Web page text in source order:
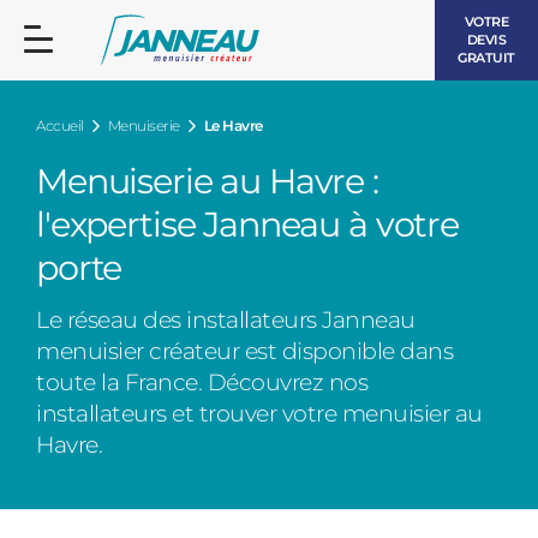
VOTRE
DEVIS
GRATUIT
Accueil Menuiserie Le Havre
Menuiserie au Havre :
l'expertise Janneau à votre
porte
Le réseau des installateurs Janneau
menuisier créateur est disponible dans
toute la France. Découvrez nos
installateurs et trouver votre menuisier au
Havre.
FENÊTRES ET PORTES-FENÊTRES
BOIS
BAIES VITRÉES
PORTES D’ENTRÉELES INTEMPORELLES
VOLETS ROULANTS
PERGOLAS